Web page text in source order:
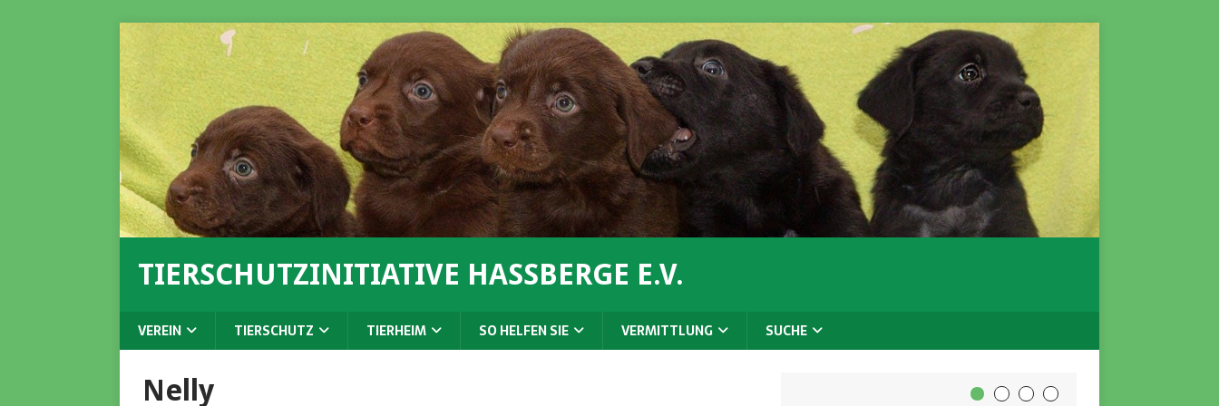
TIERSCHUTZINITIATIVE HASSBERGE E.V.
VEREIN TIERSCHUTZ TIERHEIM SO HELFEN SIE VERMITTLUNG SUCHE
Nelly